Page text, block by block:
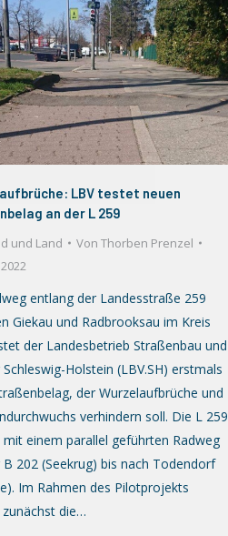
LBV testet neuen
an der L 259
und Land
Von Thorben Prenzel
entlang der Landesstraße 259
Giekau und Radbrooksau im Kreis
der Landesbetrieb Straßenbau und
Schleswig-Holstein (LBV.SH) erstmals
der Wurzelaufbrüche und
verhindern soll. Die L 259
einem parallel geführten Radweg
202 (Seekrug) bis nach Todendorf
Im Rahmen des Pilotprojekts
die…